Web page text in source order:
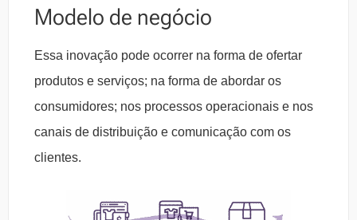
Modelo de negócio
Essa inovação pode ocorrer na forma de ofertar
produtos e serviços; na forma de abordar os
consumidores; nos processos operacionais e nos
canais de distribuição e comunicação com os
clientes.